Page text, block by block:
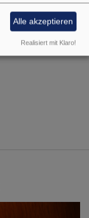
Alle akzeptieren
Realisiert mit Klaro!